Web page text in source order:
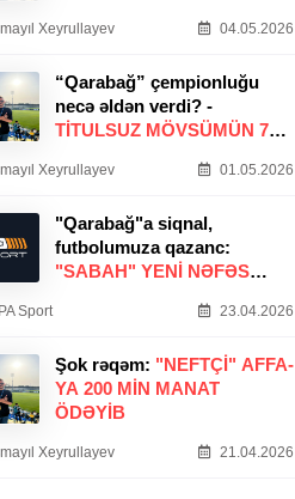
Xeyrullayev 04.05.2026
“Qarabağ” çempionluğu
necə əldən verdi? -
TITULSUZ MÖVSÜMÜN 7
Xeyrullayev 01.05.2026
"Qarabağ"a siqnal,
futbolumuza qazanc:
"SABAH" YENI NƏFƏS
Sport 23.04.2026
Şok rəqəm: "NEFTÇI" AFFA-
YA 200 MIN MANAT
ÖDƏYIB
Xeyrullayev 21.04.2026